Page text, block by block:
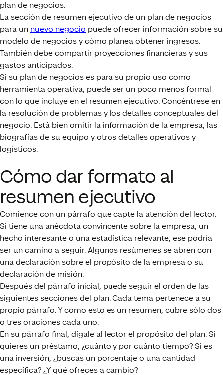
plan de negocios.
La sección de resumen ejecutivo de un plan de negocios
para un nuevo negocio puede ofrecer información sobre su
modelo de negocios y cómo planea obtener ingresos.
También debe compartir proyecciones financieras y sus
gastos anticipados.
Si su plan de negocios es para su propio uso como
herramienta operativa, puede ser un poco menos formal
con lo que incluye en el resumen ejecutivo. Concéntrese en
la resolución de problemas y los detalles conceptuales del
negocio. Está bien omitir la información de la empresa, las
biografías de su equipo y otros detalles operativos y
logísticos.
Cómo dar formato al
resumen ejecutivo
Comience con un párrafo que capte la atención del lector.
Si tiene una anécdota convincente sobre la empresa, un
hecho interesante o una estadística relevante, ese podría
ser un camino a seguir. Algunos resúmenes se abren con
una declaración sobre el propósito de la empresa o su
declaración de misión.
Después del párrafo inicial, puede seguir el orden de las
siguientes secciones del plan. Cada tema pertenece a su
propio párrafo. Y como esto es un resumen, cubre sólo dos
o tres oraciones cada uno.
En su párrafo final, dígale al lector el propósito del plan. Si
quieres un préstamo, ¿cuánto y por cuánto tiempo? Si es
una inversión, ¿buscas un porcentaje o una cantidad
específica? ¿Y qué ofreces a cambio?